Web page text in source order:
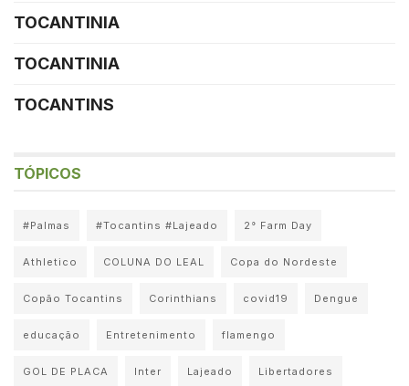
TOCANTINIA
TOCANTINIA
TOCANTINS
TÓPICOS
#Palmas #Tocantins #Lajeado 2° Farm Day
Athletico COLUNA DO LEAL Copa do Nordeste
Copão Tocantins Corinthians covid19 Dengue
educação Entretenimento flamengo
GOL DE PLACA Inter Lajeado Libertadores